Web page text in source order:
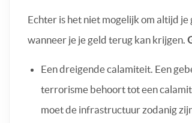
Echter is het niet mogelijk om altijd
wanneer je je geld terug kan krijgen.
Een dreigende calamiteit. Een
terrorisme behoort tot een
moet de infrastructuur zodanig